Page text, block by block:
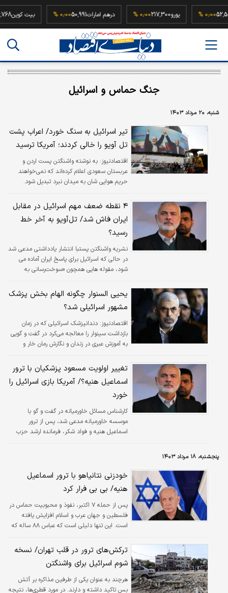
52,500,000 یورو217,300 درهم امارات50,991 بیت
جنگ حماس و اسرائیل
شنبه، ۲۰ مرداد ۱۴۰۳
تیر اسرائیل به سنگ خورد/ اعراب پشت
تل آویو را خالی کردند؛ آمریکا ترسید
اقتصادنیوز: به نوشته واشنگتن پست اردن و
عربستان سعودی اعلام کرده‌اند که نمی‌خواهند
حریم هوایی شان به میدان نبرد تبدیل شود.
۴ نقطه ضعف مهم اسرائیل در مقابل
ایران فاش شد/ تل‌آویو به آخر خط
رسید؟
نشریه واشنگتن پستبا انتشار یادداشتی مدعی شد
در حالی که اسرائیل برای پاسخ ایران آماده می
شود، مقوله هایی همچون «سوخت‌رسانی به
هوایی» و «هماهنگی با واشنگتن در باب استقرار
تجهیزات نظامی ایالات متحده» در کنار گزاره هایی
چون «واکنش ائتلاف عربی به رهبری آمریکا جهت
رهگیری پرتابه های ایران» به چالش این بازیگر
تبدیل شده است.
یحیی السنوار چگونه الهام بخش پزشک
مشهور اسرائیلی شد؟
اقتصادنیوز: دندانپزشک اسرائیلی که در زمان
بازداشت سینوار را معالجه می‌کرد در گفت و گویی
به آموزش عبری در زندان و نگارش رمان خار و
تغییر اولویت مسعود پزشکیان با ترور
اسماعیل هنیه؟/ آمریکا بازی اسرائیل را
خورد
کارشناس مسائل خاورمیانه در گفت و گو با
موسسه خاورمیانه مدعی شد، پس از ترور
اسماعیل هنیه و فواد شکر، فرمانده ارشد حزب
پنجشنبه، ۱۸ مرداد ۱۴۰۳
خودزنی نتانیاهو با ترور اسماعیل
هنیه/ بی بی فرار کرد
پس از حمله ۷ اکتبر، نفوذ و محبوبیت حماس در
فلسطین و جهان عرب و اسلام افزایش یافته
است. این تنها دلیلی است که عباس ۸۸ ساله که
چهارشنبه به رقیب خود ( اسماعیل هنیه) به
واسطه واقعیت های سیاسی حاکم ادای احترام
کرد.
ترکش‌های ترور در قلب تهران/ نسخه
شوم اسرائیل برای واشنگتن
هرچند به عنوان یکی از طرفین مذاکره بر آتش
بس تاکید داشته و دارند. در مورد قطری‌ها، نتیجه